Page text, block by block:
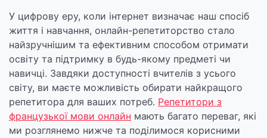
У цифрову еру, коли інтернет визначає наш спосіб
життя і навчання, онлайн-репетиторство стало
найзручнішим та ефективним способом отримати
освіту та підтримку в будь-якому предметі чи
навичці. Завдяки доступності вчителів з усього
світу, ви маєте можливість обирати найкращого
репетитора для ваших потреб. Репетитори з
французької мови онлайн мають багато переваг, які
ми розглянемо нижче та поділимося корисними